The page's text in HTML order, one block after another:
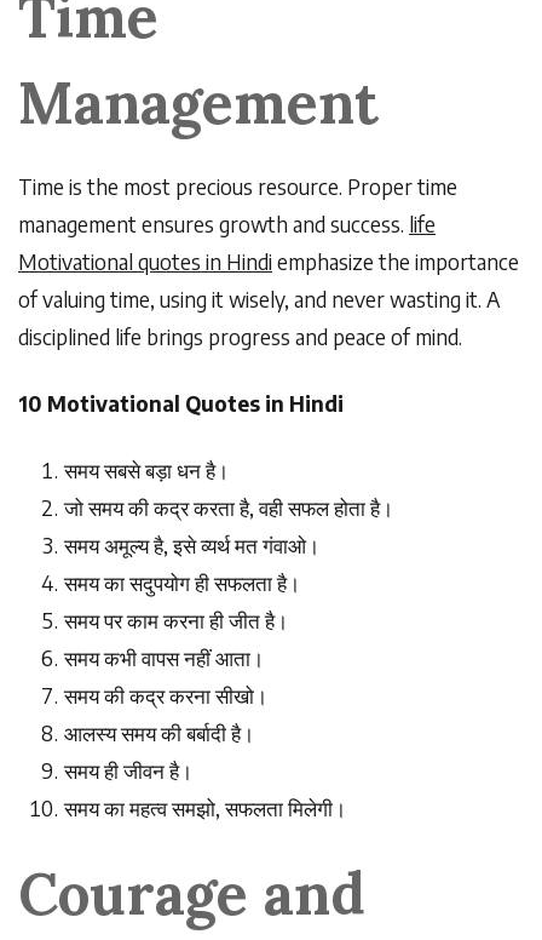
Time
Management
Time is the most precious resource. Proper time
management ensures growth and success. life
Motivational quotes in Hindi emphasize the importance
of valuing time, using it wisely, and never wasting it. A
disciplined life brings progress and peace of mind.
10 Motivational Quotes in Hindi
समयसबसेबड़ाधनहै।
जोसमयकीकद्रकरताहै,वहीसफलहोताहै।
समयअमूल्यहै,इसेव्यर्थमतगंवाओ।
समयकासदुपयोगहीसफलताहै।
समयपरकामकरनाहीजीतहै।
समयकभीवापसनहींआता।
समयकीकद्रकरनासीखो।
आलस्यसमयकीबर्बादीहै।
समयहीजीवनहै।
समयकामहत्वसमझो,सफलतामिलेगी।
Courage and